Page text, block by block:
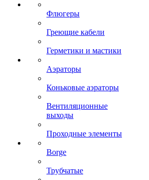
Флюгеры
Греющие кабели
Герметики и мастики
Аэраторы
Коньковые аэраторы
Вентиляционные
выходы
Проходные элементы
Borge
Трубчатые